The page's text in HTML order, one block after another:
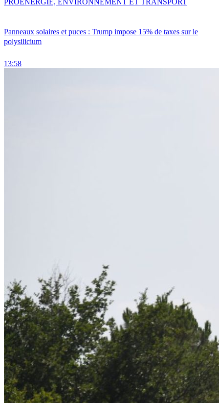
Panneaux solaires et puces : Trump impose 15% de taxes sur le
polysilicium
13:58
PROENERGIE, ENVIRONNEMENT ET TRANSPORT